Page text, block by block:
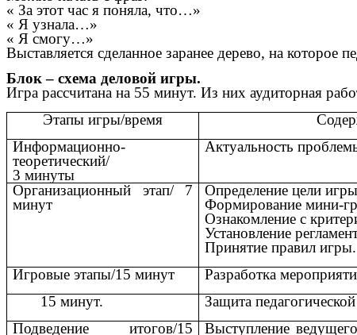
« За этот час я поняла, что…»
« Я узнала…»
« Я смогу…»
Выставляется сделанное заранее дерево, на
Блок – схема деловой игры.
Игра рассчитана на 55 минут. Из них аудиторная
Этапы игры/время
Информационно-
теоретический/
3 минуты
Актуальность
Организационный этап/ 7
минут
Определение цели
Формирование мини-
Ознакомление с
Установление
Принятие правил игры.
Игровые этапы/15 минут
Разработка
15 минут.
Защита
Подведение итогов/15
Выступление